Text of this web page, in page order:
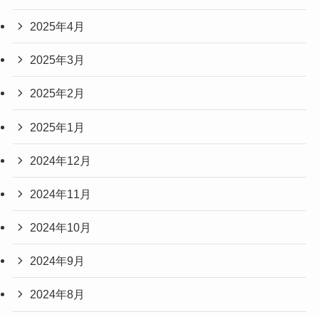
2025年4月
2025年3月
2025年2月
2025年1月
2024年12月
2024年11月
2024年10月
2024年9月
2024年8月